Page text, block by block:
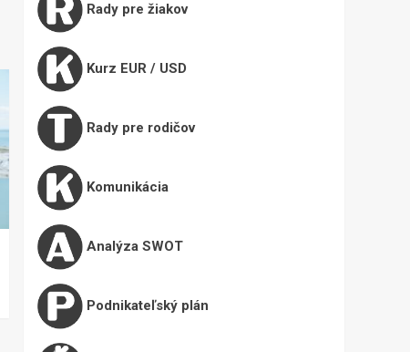
Rady pre žiakov
Kurz EUR / USD
Rady pre rodičov
Komunikácia
Analýza SWOT
Podnikateľský plán